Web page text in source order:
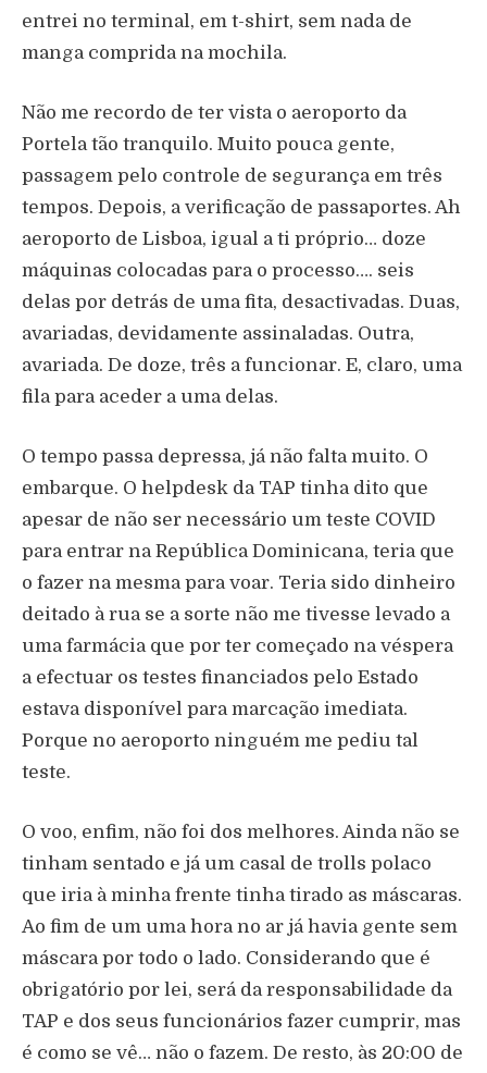
entrei no terminal, em t-shirt, sem nada de
manga comprida na mochila.
Não me recordo de ter vista o aeroporto da
Portela tão tranquilo. Muito pouca gente,
passagem pelo controle de segurança em três
tempos. Depois, a verificação de passaportes. Ah
aeroporto de Lisboa, igual a ti próprio… doze
máquinas colocadas para o processo…. seis
delas por detrás de uma fita, desactivadas. Duas,
avariadas, devidamente assinaladas. Outra,
avariada. De doze, três a funcionar. E, claro, uma
fila para aceder a uma delas.
O tempo passa depressa, já não falta muito. O
embarque. O helpdesk da TAP tinha dito que
apesar de não ser necessário um teste COVID
para entrar na República Dominicana, teria que
o fazer na mesma para voar. Teria sido dinheiro
deitado à rua se a sorte não me tivesse levado a
uma farmácia que por ter começado na véspera
a efectuar os testes financiados pelo Estado
estava disponível para marcação imediata.
Porque no aeroporto ninguém me pediu tal
teste.
O voo, enfim, não foi dos melhores. Ainda não se
tinham sentado e já um casal de trolls polaco
que iria à minha frente tinha tirado as máscaras.
Ao fim de um uma hora no ar já havia gente sem
máscara por todo o lado. Considerando que é
obrigatório por lei, será da responsabilidade da
TAP e dos seus funcionários fazer cumprir, mas
é como se vê… não o fazem. De resto, às 20:00 de